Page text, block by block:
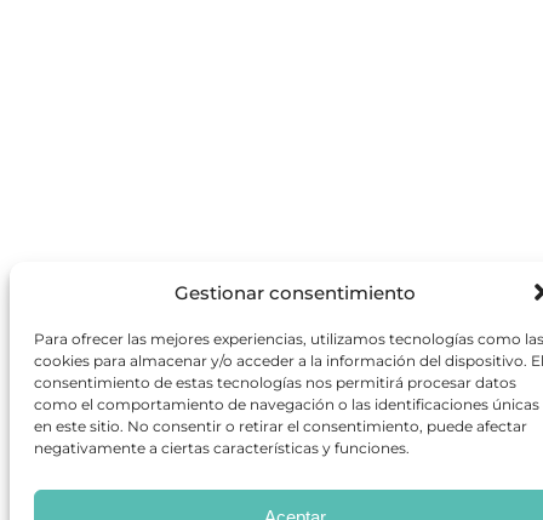
Gestionar consentimiento
Para ofrecer las mejores experiencias, utilizamos tecnologías como las
cookies para almacenar y/o acceder a la información del dispositivo. El
consentimiento de estas tecnologías nos permitirá procesar datos
como el comportamiento de navegación o las identificaciones únicas
en este sitio. No consentir o retirar el consentimiento, puede afectar
negativamente a ciertas características y funciones.